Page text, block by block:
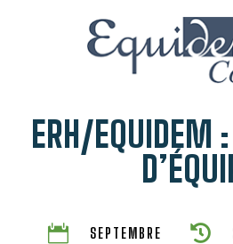
ERH/EQUIDEM
 SEPTEMBRE 